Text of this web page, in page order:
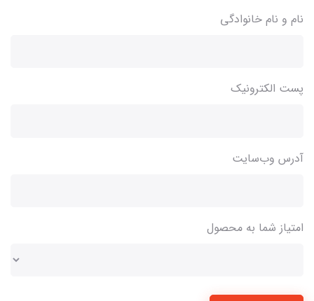
نام و نام خانوادگی
پست الکترونیک
آدرس وب‌سایت
امتیاز شما به محصول